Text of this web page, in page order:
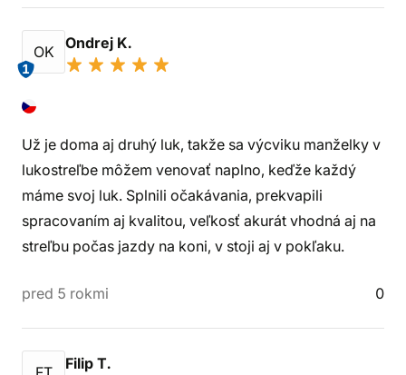
OK
1
Ondrej K.
Už je doma aj druhý luk, takže sa výcviku manželky v
lukostreľbe môžem venovať naplno, keďže každý
máme svoj luk. Splnili očakávania, prekvapili
spracovaním aj kvalitou, veľkosť akurát vhodná aj na
streľbu počas jazdy na koni, v stoji aj v pokľaku.
pred 5 rokmi 0
Filip T.